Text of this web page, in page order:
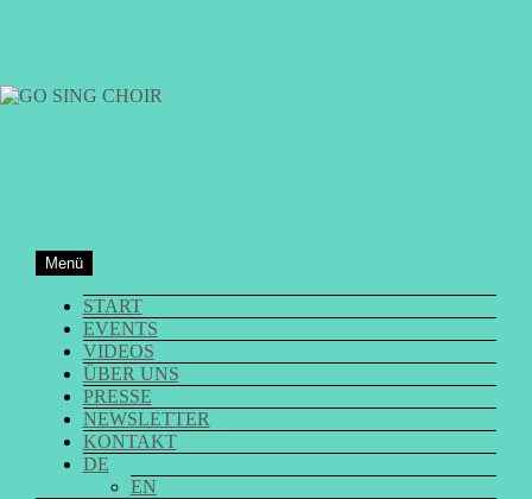
GO SING CHOIR
Menü
START
EVENTS
VIDEOS
ÜBER UNS
PRESSE
NEWSLETTER
KONTAKT
DE
EN